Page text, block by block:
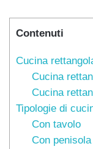
Contenuti
Cucina
Cucina
Cucina
Tipologie di
Con tavolo
Con penisola